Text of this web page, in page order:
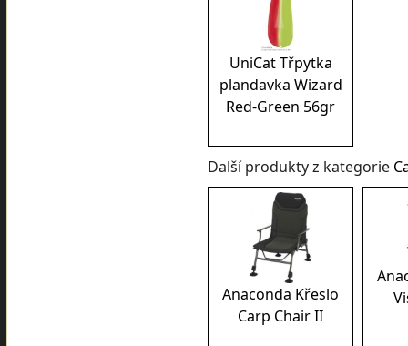
UniCat Třpytka
plandavka Wizard
Red-Green 56gr
Další produkty z kategorie
Anaconda Křeslo
Carp Chair II